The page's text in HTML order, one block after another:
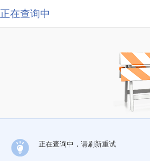
正在查询中
正在查询中，请刷新重试